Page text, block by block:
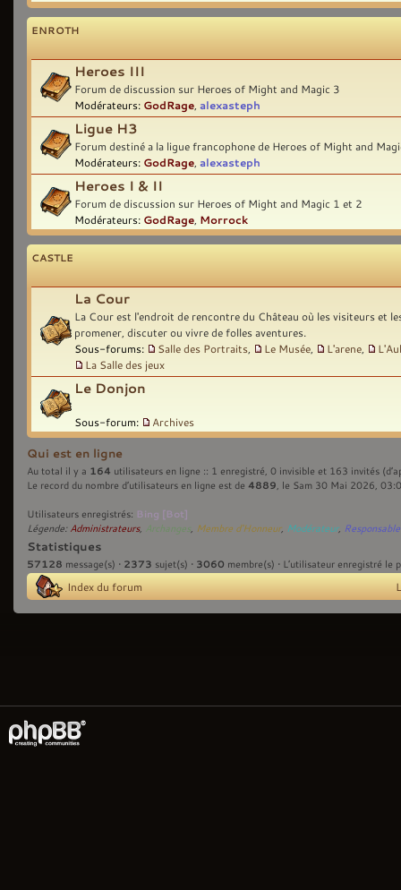
ENROTH
Heroes III
Forum de discussion sur Heroes of Might and Magic 3
Modérateurs: GodRage alexasteph
Ligue H3
Forum destiné a la ligue francophone de Heroes of Might and
Modérateurs: GodRage alexasteph
Heroes I & II
Forum de discussion sur Heroes of Might and Magic 1 et 2
Modérateurs: GodRage Morrock
CASTLE
La Cour
La Cour est l'endroit de rencontre du Château où les visiteurs et
promener, discuter ou vivre de folles aventures.
Sous-forums:
Salle des Portraits Le Musée L'arene
La Salle des jeux
Le Donjon
Sous-forum: Archives
Qui est en ligne
Au total il y a 164 utilisateurs en ligne :: 1 enregistré, 0 invisible et 163 invités
Le record du nombre d’utilisateurs en ligne est de 4889 , le Sam 30 Mai 2026,
Utilisateurs enregistrés: Bing [Bot]
Légende: Administrateurs, Archanges Membre d'Honneur, Modérateur,
Statistiques
57128 message(s) • 2373 sujet(s) • 3060 membre(s) • L’utilisateur enregistré le
Index du forum